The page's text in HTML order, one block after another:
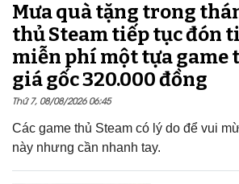
Mưa quà tặng trong
thủ Steam tiếp tục đón
miễn phí một tựa game
giá gốc 320.000 đồng
Thứ 7, 08/08/2026 06:45
Các game thủ Steam có lý do để vui
này nhưng cần nhanh tay.